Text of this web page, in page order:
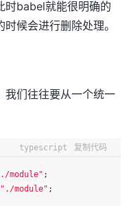
时babel就能很明确的
候会进行删除处理。
我们往往要从一个统一
typescript 复制代码
module" ;
"./module" ;